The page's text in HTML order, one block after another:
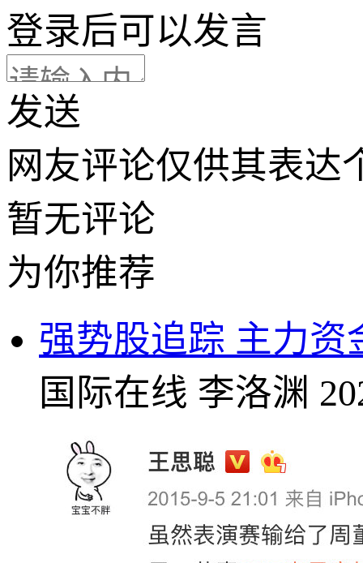
登录后可以发言
发送
网友评论仅供其表达
暂无评论
为你推荐
强势股追踪 主力资
国际在线 李洛渊